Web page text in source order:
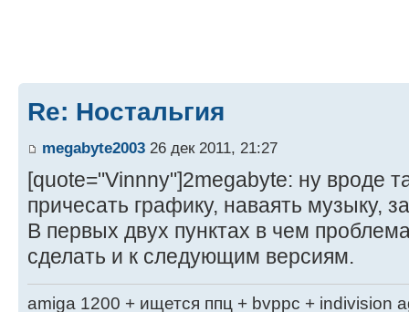
Re: Ностальгия
megabyte2003 26 дек 2011, 21:27
[quote="Vinnny"]2megabyte: ну вроде
причесать графику, наваять музыку,
В первых двух пунктах в чем
сделать и к следующим версиям.
amiga 1200 + ищется ппц + bvppc + indivision